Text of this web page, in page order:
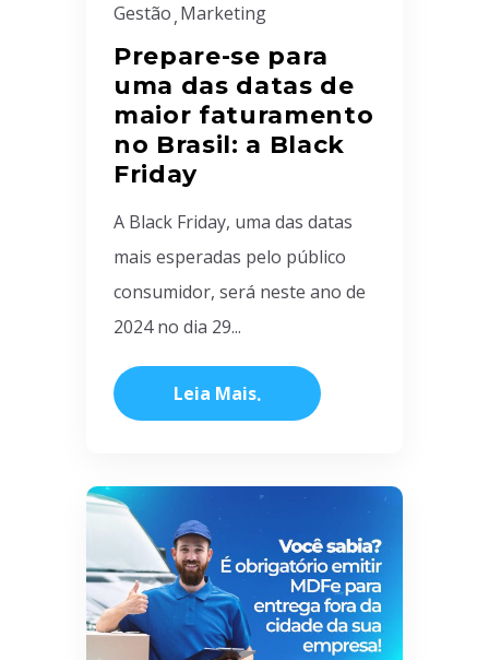
Gestão Marketing
Prepare-se para
uma das datas de
maior faturamento
no Brasil: a Black
Friday
A Black Friday, uma das datas
mais esperadas pelo público
consumidor, será neste ano de
2024 no dia 29...
Leia Mais